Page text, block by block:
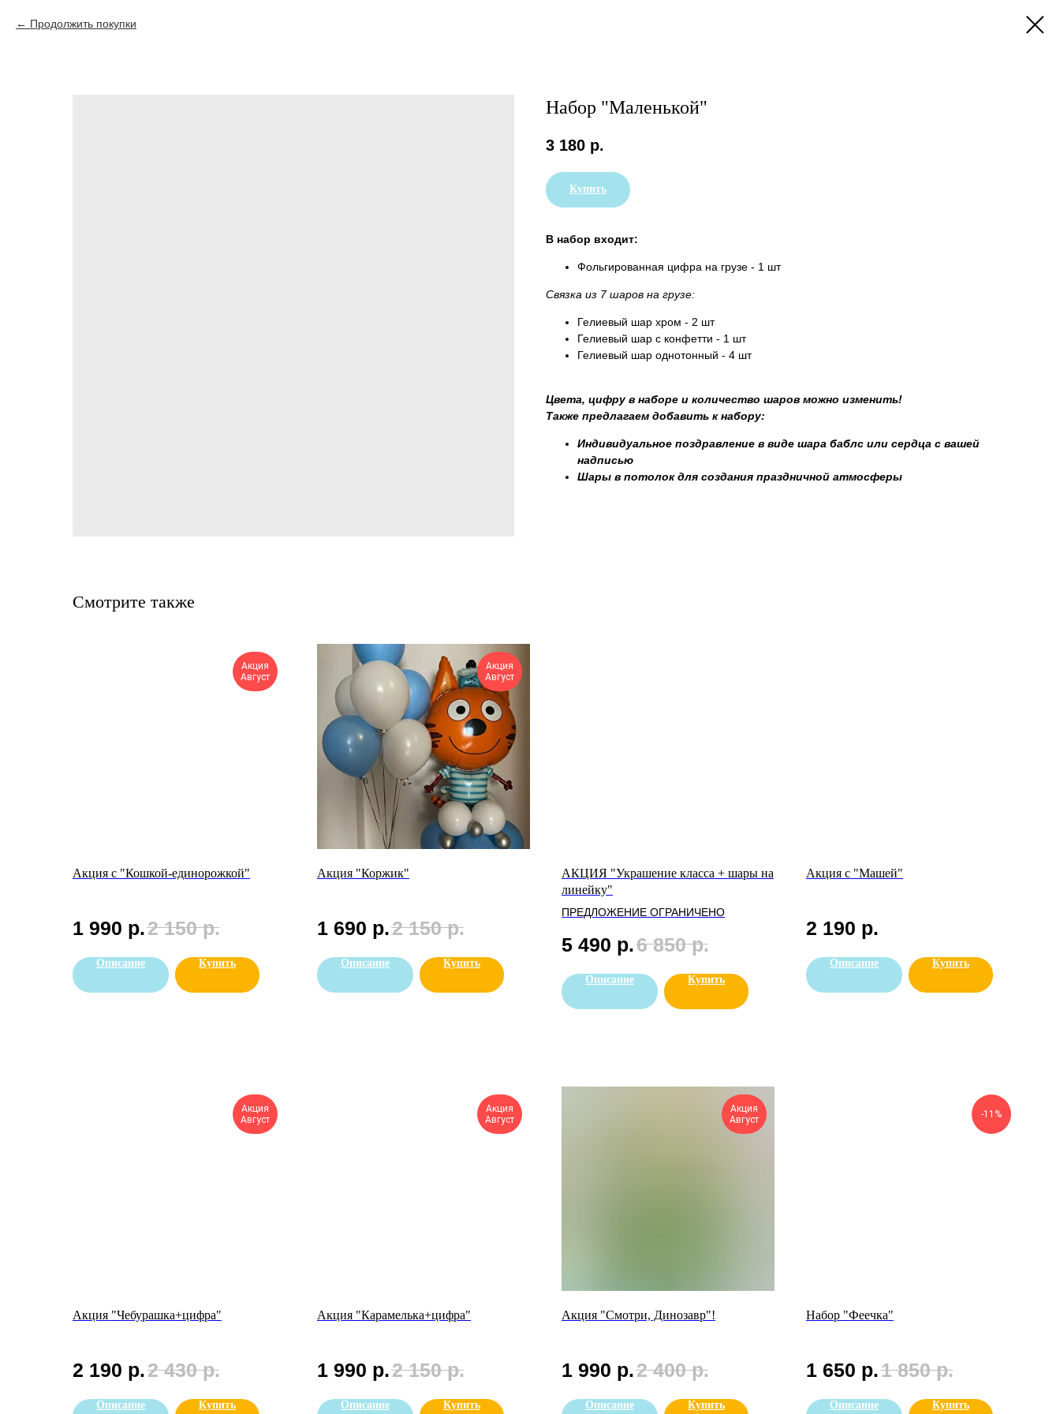
Продолжить покупки
Набор "Маленькой"
3 180 р.
Купить
В набор входит:
Фольгированная цифра на грузе - 1 шт
Связка из 7 шаров на грузе:
Гелиевый шар хром - 2 шт
Гелиевый шар с конфетти - 1 шт
Гелиевый шар однотонный - 4 шт
Цвета, цифру в наборе и количество шаров можно изменить!
Также предлагаем добавить к набору:
Индивидуальное поздравление в виде шара баблс или сердца с вашей
надписью
Шары в потолок для создания праздничной атмосферы
Смотрите также
Акция
Август
Акция с "Кошкой-единорожкой"
1 990 р.2 150 р.
Описание Купить
Акция
Август
Акция "Коржик"
1 690 р.2 150 р.
Описание Купить
АКЦИЯ "Украшение класса + шары на
линейку"
ПРЕДЛОЖЕНИЕ ОГРАНИЧЕНО
5 490 р.6 850 р.
Описание Купить
Акция с "Машей"
2 190 р.
Описание Купить
Акция
Август
Акция "Чебурашка+цифра"
2 190 р.2 430 р.
Описание Купить
Акция
Август
Акция "Карамелька+цифра"
1 990 р.2 150 р.
Описание Купить
Акция
Август
Акция "Смотри, Динозавр"!
1 990 р.2 400 р.
Описание Купить
-11%
Набор "Феечка"
1 650 р.1 850 р.
Описание Купить